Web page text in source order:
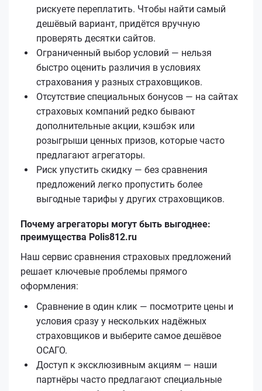
рискуете переплатить. Чтобы найти самый
дешёвый вариант, придётся вручную
проверять десятки сайтов.
Ограниченный выбор условий — нельзя
быстро оценить различия в условиях
страхования у разных страховщиков.
Отсутствие специальных бонусов — на сайтах
страховых компаний редко бывают
дополнительные акции, кэшбэк или
розыгрыши ценных призов, которые часто
предлагают агрегаторы.
Риск упустить скидку — без сравнения
предложений легко пропустить более
выгодные тарифы у других страховщиков.
Почему агрегаторы могут быть выгоднее:
преимущества Polis812.ru
Наш сервис сравнения страховых предложений
решает ключевые проблемы прямого
оформления:
Сравнение в один клик — посмотрите цены и
условия сразу у нескольких надёжных
страховщиков и выберите самое дешёвое
ОСАГО.
Доступ к эксклюзивным акциям — наши
партнёры часто предлагают специальные